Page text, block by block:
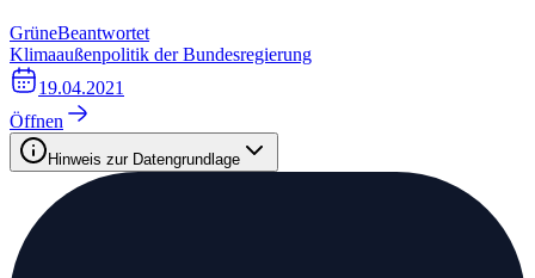
GrüneBeantwortet
Klimaaußenpolitik der Bundesregierung
19.04.2021
Öffnen
Hinweis zur Datengrundlage